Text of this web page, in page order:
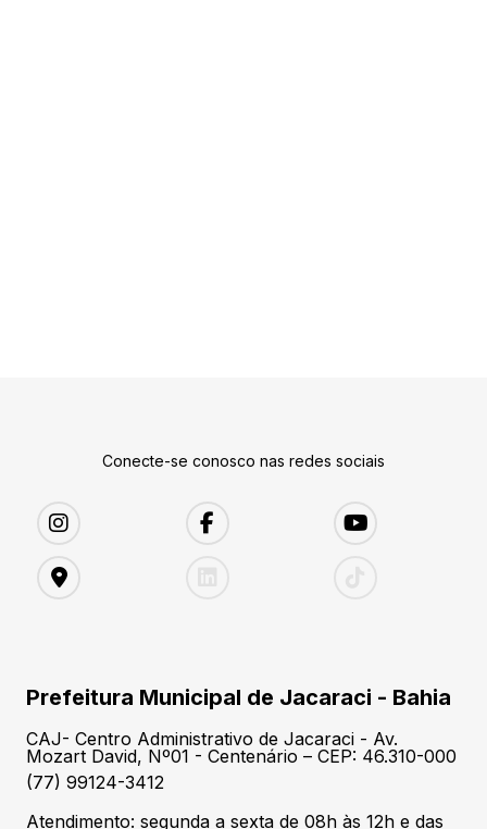
Conecte-se conosco nas redes sociais
Prefeitura Municipal de Jacaraci - Bahia
CAJ- Centro Administrativo de Jacaraci - Av.
Mozart David, Nº01 - Centenário – CEP: 46.310-000
(77) 99124-3412
Atendimento: segunda a sexta de 08h às 12h e das